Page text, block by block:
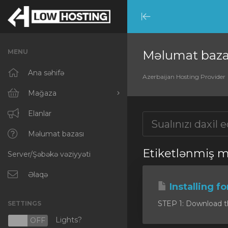
Minimize
Menu
MENU
Ana səhifə
Mağaza
Hamısına baxın
RKVMPROTECTED
IKVMPROTECTED
XKVMPROTECTED
Protected Web Hosting
Elanlar
Məlumat bazası
Server/Şəbəkə vəziyyəti
Əlaqə
SETTINGS
OFF Lights?
Məlumat
Azerbaijan Hosting Provider
Etiketlənmiş
Installing
STEP 1: Download